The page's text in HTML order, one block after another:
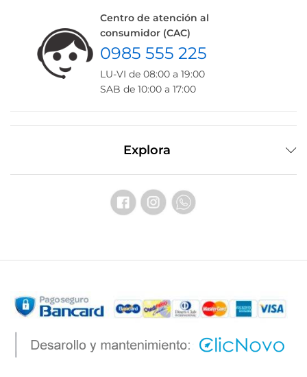
Centro de atención al
consumidor (CAC)
0985 555 225
LU-VI de 08:00 a 19:00
SAB de 10:00 a 17:00
Explora